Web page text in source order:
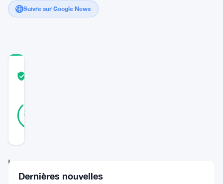
Suivre sur Google News
88
Le
mouvement
Dernières nouvelles